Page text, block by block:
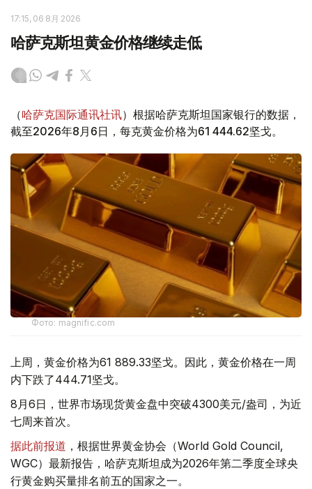
17:15, 06 8月 2026
哈萨克斯坦黄金价格继续走低
（哈萨克国际通讯社讯）根据哈萨克斯坦国家银行的数据，
截至2026年8月6日，每克黄金价格为61 444.62坚戈。
Фото: magnific.com
上周，黄金价格为61 889.33坚戈。因此，黄金价格在一周
内下跌了444.71坚戈。
8月6日，世界市场现货黄金盘中突破4300美元/盎司，为近
七周来首次。
据此前报道 ，根据世界黄金协会（World Gold Council,
WGC）最新报告，哈萨克斯坦成为2026年第二季度全球央
行黄金购买量排名前五的国家之一。